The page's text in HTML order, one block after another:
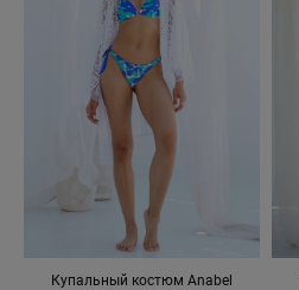
Купальный костюм Anabel